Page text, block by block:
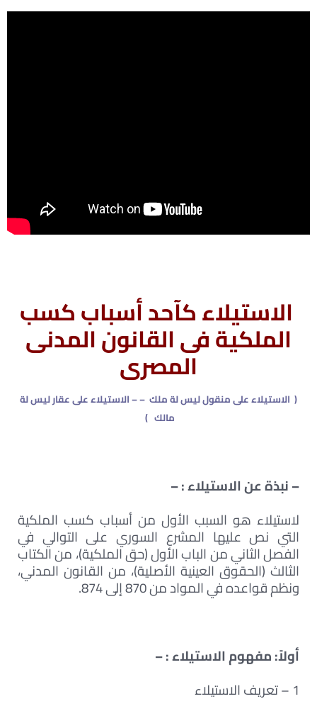
الاستيلاء كآحد أسباب كسب
الملكية فى القانون المدنى
المصرى
( الاستيلاء على منقول ليس لة ملك – – الاستيلاء على عقار ليس لة
مالك )
– نبذة عن الاستيلاء : –
لاستيلاء هو السبب الأول من أسباب كسب الملكية
التي نص عليها المشرع السوري على التوالي في
الفصل الثاني من الباب الأول (حق الملكية)، من الكتاب
الثالث (الحقوق العينية الأصلية)، من القانون المدني،
ونظم قواعده في المواد من 870 إلى 874.
أولاً: مفهوم الاستيلاء : –
1 – تعريف الاستيلاء